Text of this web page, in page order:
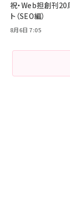
祝・Web担創刊20
ト（SEO編）
8月6日 7:05